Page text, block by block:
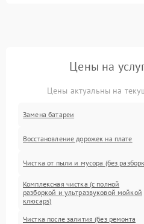
Цены на
Цены актуальны на
Замена батареи
Восстановление дорожек на плате
Чистка от пыли и мусора (без
Комплексная чистка (с полной
разборкой и ультразвуковой мойкой
клюcaps)
Чистка после залития (без ремонта